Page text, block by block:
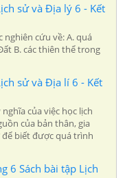
sử và Địa lý 6 - Kết
nghiên cứu về: A. quá
B. các thiên thể trong
sử và Địa lí 6 - Kết
của việc học lịch
của bản thân, gia
để biết được quá trình
6 Sách bài tập Lịch